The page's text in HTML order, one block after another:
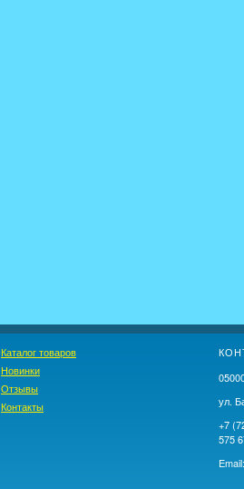
Каталог товаров
Новинки
Отзывы
Контакты
ул.
+7
575
Email: